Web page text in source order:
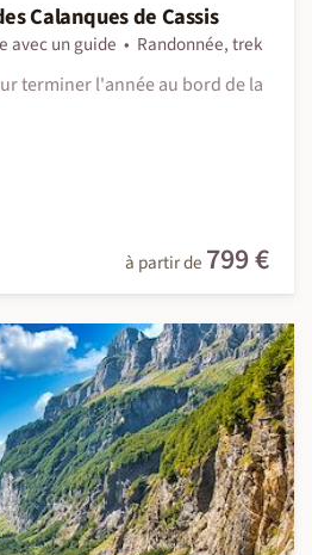
Calanques de Cassis
avec un guide
Randonnée, trek
terminer l'année au bord de la
à partir de 799 €